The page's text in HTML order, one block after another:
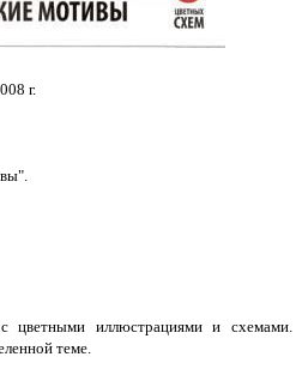
г.
иллюстрациями и схемами.
теме.